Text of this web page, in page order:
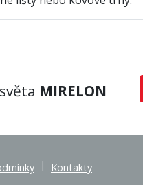
MIRELON
| Kontakty